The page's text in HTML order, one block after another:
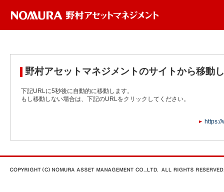
野村アセットマネジメントのサイトから移動
下記URLに5秒後に自動的に移動します。
もし移動しない場合は、下記のURLをクリックしてください。